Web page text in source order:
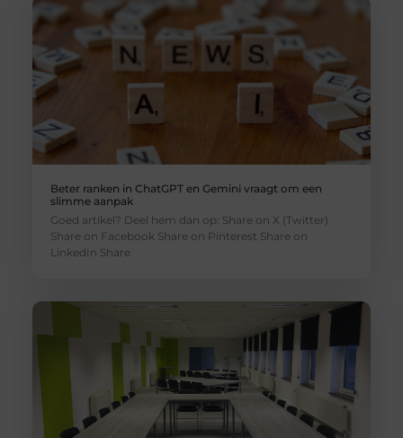
Beter ranken in ChatGPT en Gemini vraagt om een
slimme aanpak
Goed artikel? Deel hem dan op: Share on X (Twitter)
Share on Facebook Share on Pinterest Share on
LinkedIn Share